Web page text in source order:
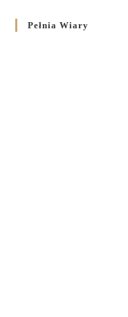
Pełnia Wiary